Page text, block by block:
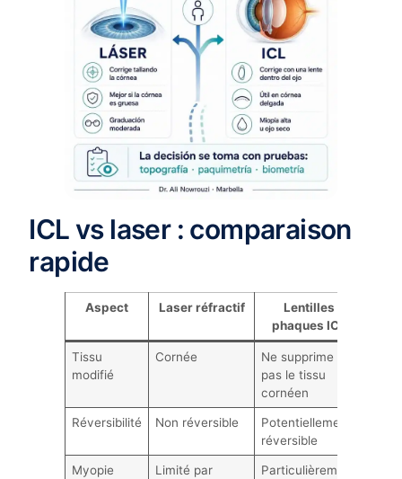
ICL vs laser : comparaison
rapide
Aspect Laser réfractif
Lentilles
phaques ICL
Tissu
modifié
Cornée
Ne supprime
pas le tissu
cornéen
Réversibilité Non réversible
Potentiellement
réversible
Myopie
Limité par
Particulièrement